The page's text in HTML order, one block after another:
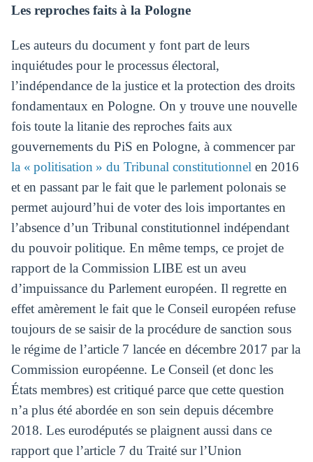
Les reproches faits à la Pologne
Les auteurs du document y font part de leurs
inquiétudes pour le processus électoral,
l’indépendance de la justice et la protection des droits
fondamentaux en Pologne. On y trouve une nouvelle
fois toute la litanie des reproches faits aux
gouvernements du PiS en Pologne, à commencer par
la « politisation » du Tribunal constitutionnel en 2016
et en passant par le fait que le parlement polonais se
permet aujourd’hui de voter des lois importantes en
l’absence d’un Tribunal constitutionnel indépendant
du pouvoir politique. En même temps, ce projet de
rapport de la Commission LIBE est un aveu
d’impuissance du Parlement européen. Il regrette en
effet amèrement le fait que le Conseil européen refuse
toujours de se saisir de la procédure de sanction sous
le régime de l’article 7 lancée en décembre 2017 par la
Commission européenne. Le Conseil (et donc les
États membres) est critiqué parce que cette question
n’a plus été abordée en son sein depuis décembre
2018. Les eurodéputés se plaignent aussi dans ce
rapport que l’article 7 du Traité sur l’Union